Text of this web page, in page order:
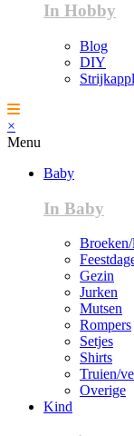
In Hobby
Blog
DIY
×
Menu
Baby
In Baby
Gezin
Jurken
Mutsen
Rompers
Setjes
Shirts
Truien/
Overige
Kind